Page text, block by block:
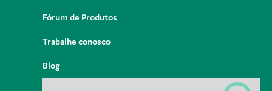
Fórum de Produtos
Trabalhe conosco
Blog